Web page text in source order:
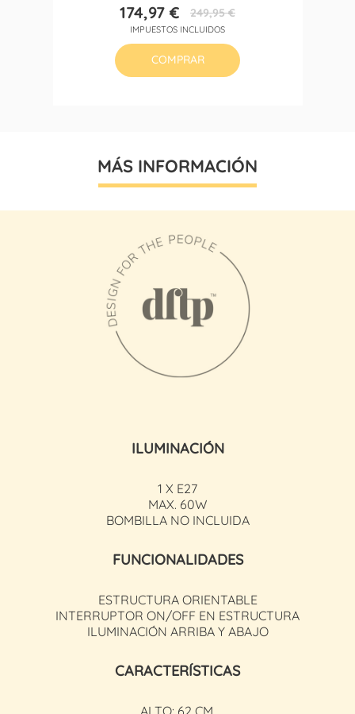
Precio
174,97 €Precio
base
249,95 €
IMPUESTOS INCLUIDOS
COMPRAR
MÁS INFORMACIÓN
ILUMINACIÓN
1 X E27
MAX. 60W
BOMBILLA NO INCLUIDA
FUNCIONALIDADES
ESTRUCTURA ORIENTABLE
INTERRUPTOR ON/OFF EN ESTRUCTURA
ILUMINACIÓN ARRIBA Y ABAJO
CARACTERÍSTICAS
ALTO: 62 CM.